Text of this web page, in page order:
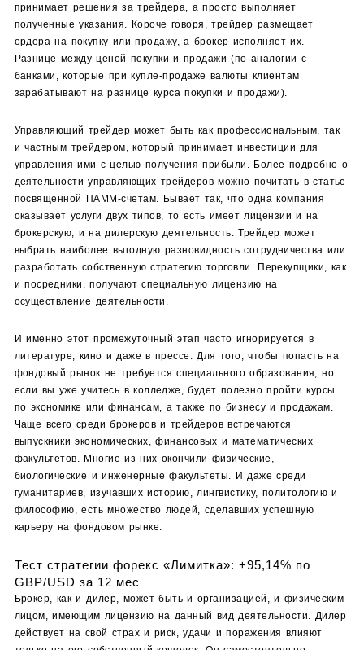
принимает решения за трейдера, а просто выполняет
полученные указания. Короче говоря, трейдер размещает
ордера на покупку или продажу, а брокер исполняет их.
Разнице между ценой покупки и продажи (по аналогии с
банками, которые при купле-продаже валюты клиентам
зарабатывают на разнице курса покупки и продажи).
Управляющий трейдер может быть как профессиональным, так
и частным трейдером, который принимает инвестиции для
управления ими с целью получения прибыли. Более подробно о
деятельности управляющих трейдеров можно почитать в статье
посвященной ПАММ-счетам. Бывает так, что одна компания
оказывает услуги двух типов, то есть имеет лицензии и на
брокерскую, и на дилерскую деятельность. Трейдер может
выбрать наиболее выгодную разновидность сотрудничества или
разработать собственную стратегию торговли. Перекупщики, как
и посредники, получают специальную лицензию на
осуществление деятельности.
И именно этот промежуточный этап часто игнорируется в
литературе, кино и даже в прессе. Для того, чтобы попасть на
фондовый рынок не требуется специального образования, но
если вы уже учитесь в колледже, будет полезно пройти курсы
по экономике или финансам, а также по бизнесу и продажам.
Чаще всего среди брокеров и трейдеров встречаются
выпускники экономических, финансовых и математических
факультетов. Многие из них окончили физические,
биологические и инженерные факультеты. И даже среди
гуманитариев, изучавших историю, лингвистику, политологию и
философию, есть множество людей, сделавших успешную
карьеру на фондовом рынке.
Тест стратегии форекс «Лимитка»: +95,14% по
GBP/USD за 12 мес
Брокер, как и дилер, может быть и организацией, и физическим
лицом, имеющим лицензию на данный вид деятельности. Дилер
действует на свой страх и риск, удачи и поражения влияют